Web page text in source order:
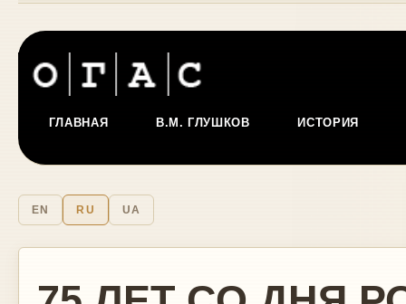
ГЛАВНАЯ В.М. ГЛУШКОВ ИСТОРИЯ
EN RU UA